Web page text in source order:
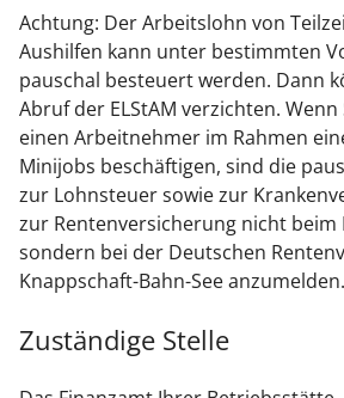
Achtung: Der Arbeitslohn von
Aushilfen kann unter bestimmten
pauschal besteuert werden. Dann
Abruf der ELStAM verzichten.
einen Arbeitnehmer im Rahmen
Minijobs beschäftigen, sind die
zur Lohnsteuer sowie zur
zur Rentenversicherung nicht beim
sondern bei der Deutschen
Knappschaft-Bahn-See anzumelden.
Zuständige Stelle